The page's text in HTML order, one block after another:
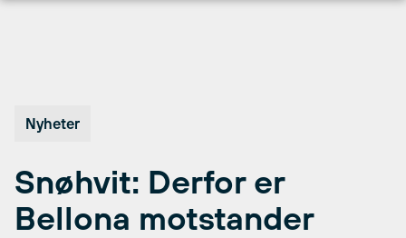
Nyheter
Snøhvit: Derfor er
Bellona motstander